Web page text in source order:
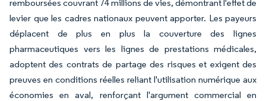
remboursées couvrant 74 millions de vies, démontrant l'effet de
levier que les cadres nationaux peuvent apporter. Les payeurs
déplacent de plus en plus la couverture des lignes
pharmaceutiques vers les lignes de prestations médicales,
adoptent des contrats de partage des risques et exigent des
preuves en conditions réelles reliant l'utilisation numérique aux
économies en aval, renforçant l'argument commercial en